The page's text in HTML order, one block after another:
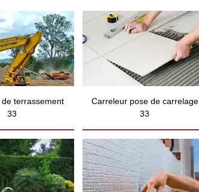
terrassement
33
Carreleur pose de carrelage
33